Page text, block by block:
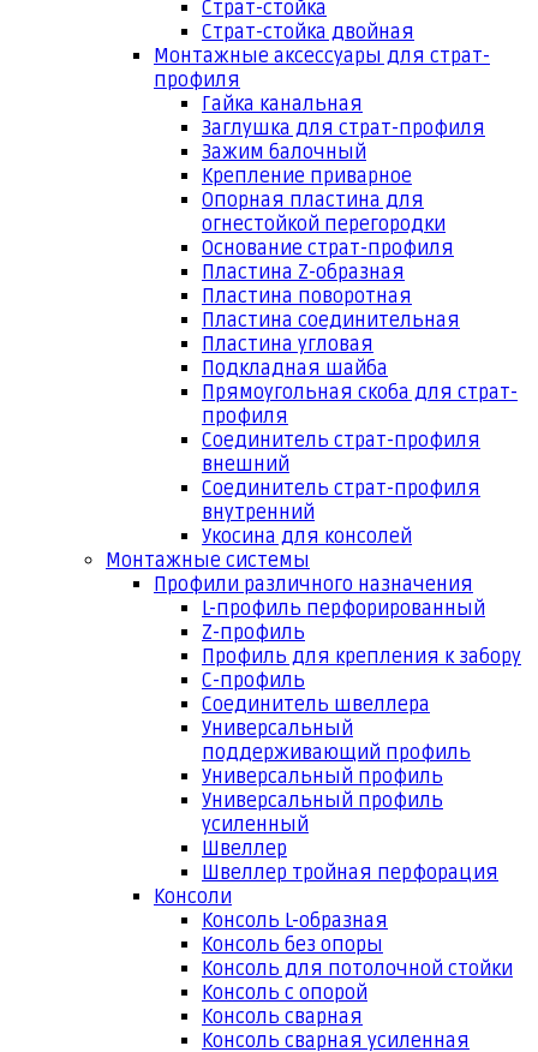
Страт-стойка
Страт-стойка двойная
Монтажные аксессуары для страт-
профиля
Гайка канальная
Заглушка для страт-профиля
Зажим балочный
Крепление приварное
Опорная пластина для
огнестойкой перегородки
Основание страт-профиля
Пластина Z-образная
Пластина поворотная
Пластина соединительная
Пластина угловая
Подкладная шайба
Прямоугольная скоба для страт-
профиля
Соединитель страт-профиля
внешний
Соединитель страт-профиля
внутренний
Укосина для консолей
Монтажные системы
Профили различного назначения
L-профиль перфорированный
Z-профиль
Профиль для крепления к забору
С-профиль
Соединитель швеллера
Универсальный
поддерживающий профиль
Универсальный профиль
Универсальный профиль
усиленный
Швеллер
Швеллер тройная перфорация
Консоли
Консоль L-образная
Консоль без опоры
Консоль для потолочной стойки
Консоль с опорой
Консоль сварная
Консоль сварная усиленная